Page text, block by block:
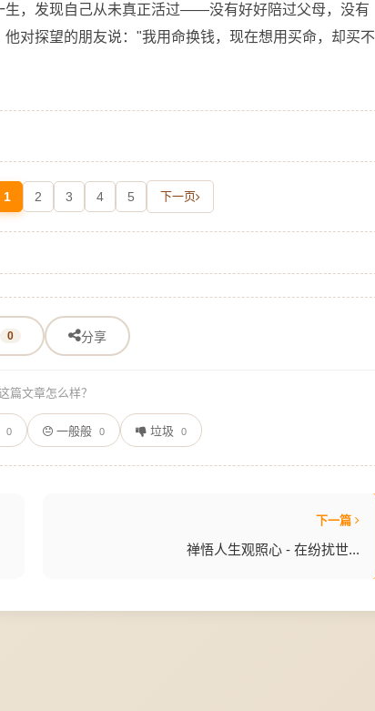
生，发现自己从未真正活过——没有好好陪过父母，没有
对探望的朋友说："我用命换钱，现在想用买命，却买不
1 2 3 4 5 下一页
0 分享
篇文章怎么样？
0 一般般 0 垃圾 0
下一篇
禅悟人生观照心 - 在纷扰世...